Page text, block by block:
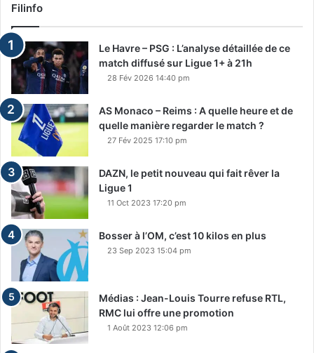
Filinfo
Le Havre – PSG : L’analyse détaillée de ce
match diffusé sur Ligue 1+ à 21h
28 Fév 2026 14:40 pm
AS Monaco – Reims : A quelle heure et de
quelle manière regarder le match ?
27 Fév 2025 17:10 pm
DAZN, le petit nouveau qui fait rêver la
Ligue 1
11 Oct 2023 17:20 pm
Bosser à l’OM, c’est 10 kilos en plus
23 Sep 2023 15:04 pm
Médias : Jean-Louis Tourre refuse RTL,
RMC lui offre une promotion
1 Août 2023 12:06 pm